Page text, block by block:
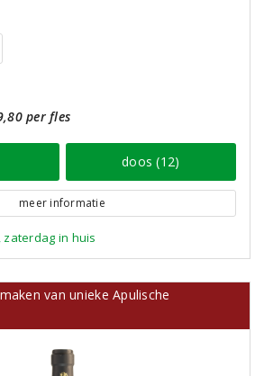
per fles
doos (12)
meer informatie
zaterdag in huis
van unieke Apulische